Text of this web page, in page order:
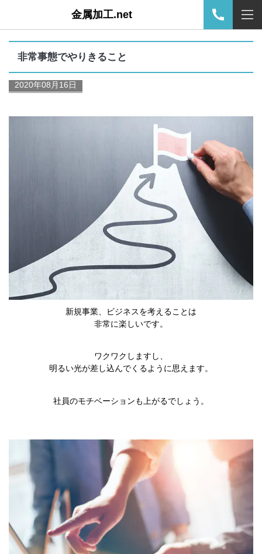
金属加工.net
非常事態でやりきること
2020年08月16日
新規事業、ビジネスを考えることは
非常に楽しいです。
ワクワクしますし、
明るい光が差し込んでくるように思えます。
社員のモチベーションも上がるでしょう。